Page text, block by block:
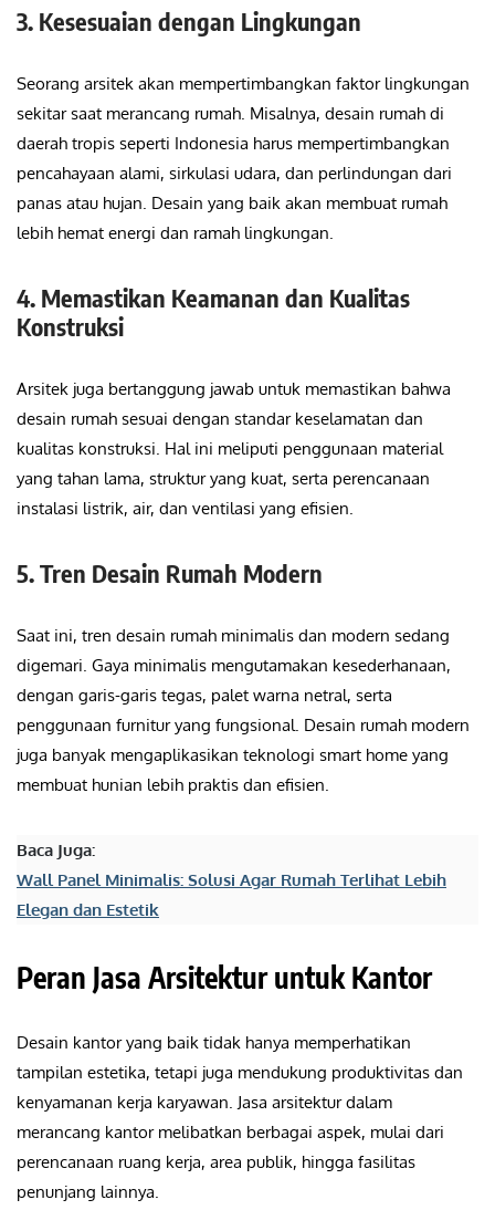
3. Kesesuaian dengan Lingkungan
Seorang arsitek akan mempertimbangkan faktor lingkungan
sekitar saat merancang rumah. Misalnya, desain rumah di
daerah tropis seperti Indonesia harus mempertimbangkan
pencahayaan alami, sirkulasi udara, dan perlindungan dari
panas atau hujan. Desain yang baik akan membuat rumah
lebih hemat energi dan ramah lingkungan.
4. Memastikan Keamanan dan Kualitas
Konstruksi
Arsitek juga bertanggung jawab untuk memastikan bahwa
desain rumah sesuai dengan standar keselamatan dan
kualitas konstruksi. Hal ini meliputi penggunaan material
yang tahan lama, struktur yang kuat, serta perencanaan
instalasi listrik, air, dan ventilasi yang efisien.
5. Tren Desain Rumah Modern
Saat ini, tren desain rumah minimalis dan modern sedang
digemari. Gaya minimalis mengutamakan kesederhanaan,
dengan garis-garis tegas, palet warna netral, serta
penggunaan furnitur yang fungsional. Desain rumah modern
juga banyak mengaplikasikan teknologi smart home yang
membuat hunian lebih praktis dan efisien.
Baca Juga:
Wall Panel Minimalis: Solusi Agar Rumah Terlihat Lebih
Elegan dan Estetik
Peran Jasa Arsitektur untuk Kantor
Desain kantor yang baik tidak hanya memperhatikan
tampilan estetika, tetapi juga mendukung produktivitas dan
kenyamanan kerja karyawan. Jasa arsitektur dalam
merancang kantor melibatkan berbagai aspek, mulai dari
perencanaan ruang kerja, area publik, hingga fasilitas
penunjang lainnya.